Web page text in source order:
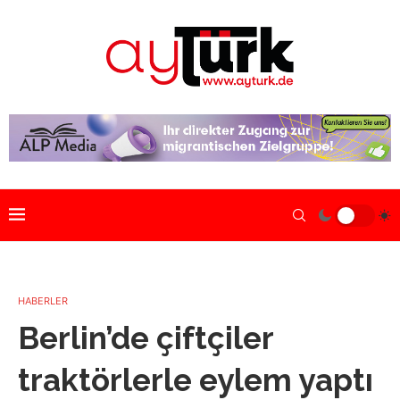
HABERLER
Berlin’de çiftçiler
traktörlerle eylem yaptı